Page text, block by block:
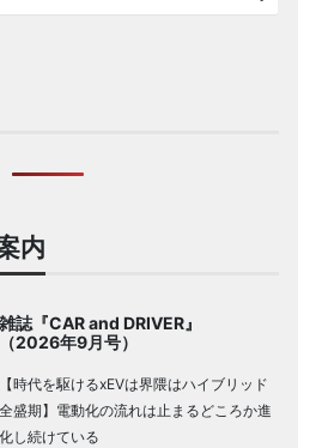
内
雑誌『CAR and DRIVER』
（2026年9月号）
【時代を駆けるxEVは界隈はハイブリッド
全盛期】電動化の流れは止まるどころか進
化し続けている